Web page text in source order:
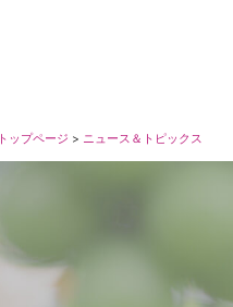
トップページ > ニュース＆トピックス